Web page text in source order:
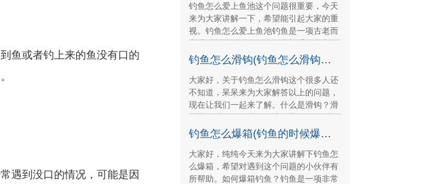
鱼或者钓上来的鱼没有口的
遇到没口的情况，可能是因
钓鱼怎么爱上鱼池这个问题很重要，今天
来为大家讲解一下，希望能引起大家的重
视。钓鱼怎么爱上鱼池钓鱼是一项古老而
充满乐趣的活动。无论你是新手还是老
手，钓鱼总能让你体
钓鱼怎么滑钩(钓鱼怎么滑钩最好)
大家好，关于钓鱼怎么滑钩这个很多人还
不知道，呆呆来为大家解答以上的问题，
现在让我们一起来了解。什么是滑钩？滑
钩是一种钓鱼用具，可让鱼儿在吃饵时更
容易上钩。它通常
钓鱼怎么爆箱(钓鱼的时候爆杆的后果)
大家好，纯纯今天来为大家讲解下钓鱼怎
么爆箱，希望对遇到这个问题的小伙伴有
所帮助。如何爆箱钓鱼？钓鱼是一项非常